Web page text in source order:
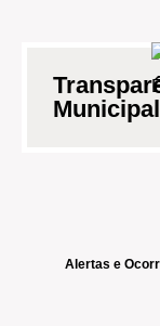
Municipal
Alertas e